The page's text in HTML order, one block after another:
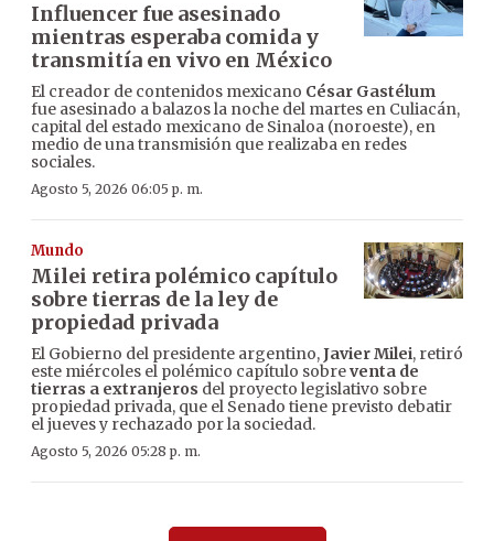
Influencer fue asesinado
mientras esperaba comida y
transmitía en vivo en México
El creador de contenidos mexicano César Gastélum
fue asesinado a balazos la noche del martes en Culiacán,
capital del estado mexicano de Sinaloa (noroeste), en
medio de una transmisión que realizaba en redes
sociales.
Agosto 5, 2026 06:05 p. m.
Mundo
Milei retira polémico capítulo
sobre tierras de la ley de
propiedad privada
El Gobierno del presidente argentino,Javier Milei, retiró
este miércoles el polémico capítulo sobreventa de
tierras a extranjeros del proyecto legislativo sobre
propiedad privada, que el Senado tiene previsto debatir
el jueves y rechazado por la sociedad.
Agosto 5, 2026 05:28 p. m.